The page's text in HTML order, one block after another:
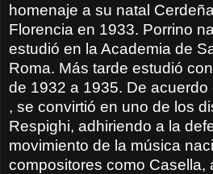
homenaje a su natal
Florencia en 1933. Porrino
estudió en la Academia de
Roma. Más tarde estudió
de 1932 a 1935. De acuerdo
, se convirtió en uno de los
Respighi, adhiriendo a la
movimiento de la música
compositores como Casella,